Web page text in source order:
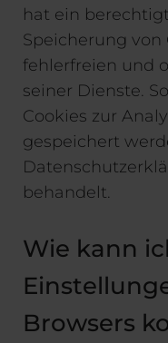
hat ein
Speicherung von
fehlerfreien und
seiner Dienste.
Cookies zur
gespeichert
behandelt.
Wie kann
Browsers